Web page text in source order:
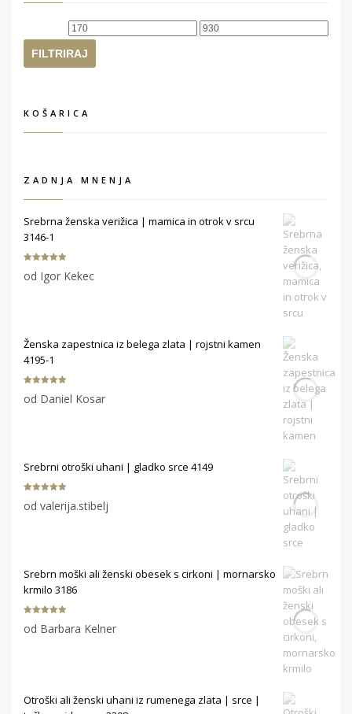
Min
cena
Max
FILTRIRAJ
KOŠARICA
ZADNJA MNENJA
Srebrna ženska verižica | mamica in otrok v srcu
3146-1
od 5
od Igor Kekec
Ženska zapestnica iz belega zlata | rojstni kamen
4195-1
od 5
od Daniel Kosar
Srebrni otroški uhani | gladko srce 4149
od 5
od valerija.stibelj
Srebrn moški ali ženski obesek s cirkoni | mornarsko
krmilo 3186
od 5
od Barbara Kelner
Otroški ali ženski uhani iz rumenega zlata | srce |